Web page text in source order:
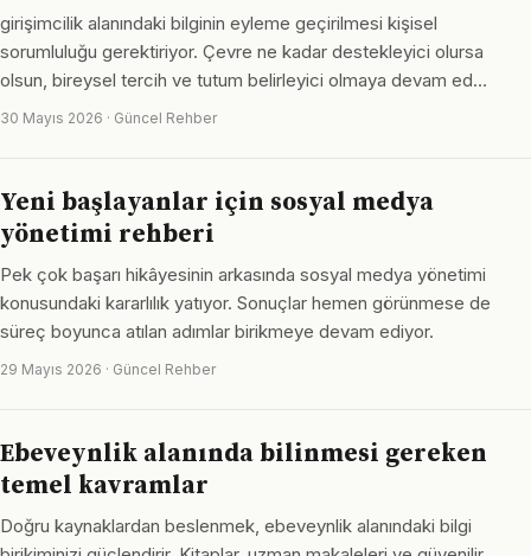
girişimcilik alanındaki bilginin eyleme geçirilmesi kişisel
sorumluluğu gerektiriyor. Çevre ne kadar destekleyici olursa
olsun, bireysel tercih ve tutum belirleyici olmaya devam ed…
30 Mayıs 2026 · Güncel Rehber
Yeni başlayanlar için sosyal medya
yönetimi rehberi
Pek çok başarı hikâyesinin arkasında sosyal medya yönetimi
konusundaki kararlılık yatıyor. Sonuçlar hemen görünmese de
süreç boyunca atılan adımlar birikmeye devam ediyor.
29 Mayıs 2026 · Güncel Rehber
Ebeveynlik alanında bilinmesi gereken
temel kavramlar
Doğru kaynaklardan beslenmek, ebeveynlik alanındaki bilgi